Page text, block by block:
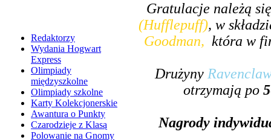
Redaktorzy
Wydania Hogwart
Express
Olimpiady
międzyszkolne
Olimpiady szkolne
Karty Kolekcjonerskie
Awantura o Punkty
Czarodzieje z Klasą
Polowanie na Gnomy
Gratulacje należą
(Hufflepuff), w
Goodman, która w
Drużyny
otrzymają po
Nagrody